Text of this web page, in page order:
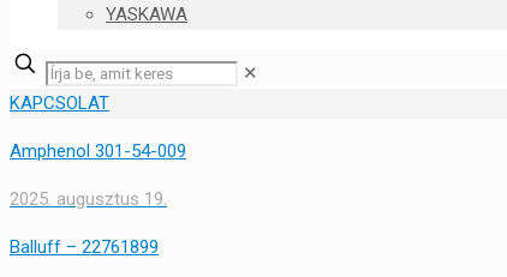
YASKAWA
✕
KAPCSOLAT
Amphenol 301-54-009
2025. augusztus 19.
Balluff – 22761899